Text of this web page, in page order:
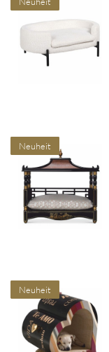
Neuheit
Neuheit